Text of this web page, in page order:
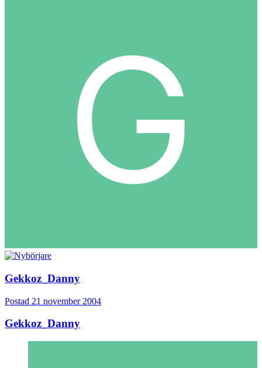
Gekkoz_Danny
Postad 21 november 2004
Gekkoz_Danny